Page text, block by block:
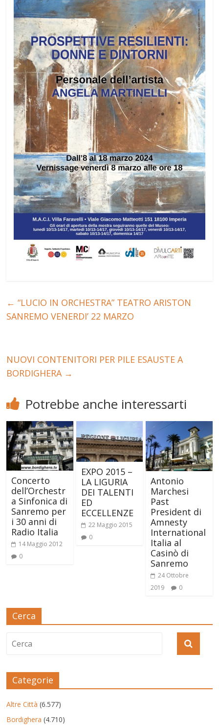
← “LUCIO IN ORCHESTRA” TEATRO ARISTON
SANREMO VENERDI’ 22 MARZO
NUOVI CONTENITORI PER PILE ESAUSTE A
BORDIGHERA →
Potrebbe anche interessarti
Concerto
dell’Orchestr
a Sinfonica di
Sanremo per
i 30 anni di
Radio Italia
14 Maggio 2012
0
EXPO 2015 –
LA LIGURIA
DEI TALENTI
ED
ECCELLENZE
22 Maggio 2015
0
Antonio
Marchesi
Past
President di
Amnesty
International
Italia al
Casinò di
Sanremo
24 Ottobre
2019
0
Cerca
Categorie
Altre Città (6.577)
Bordighera (4.710)